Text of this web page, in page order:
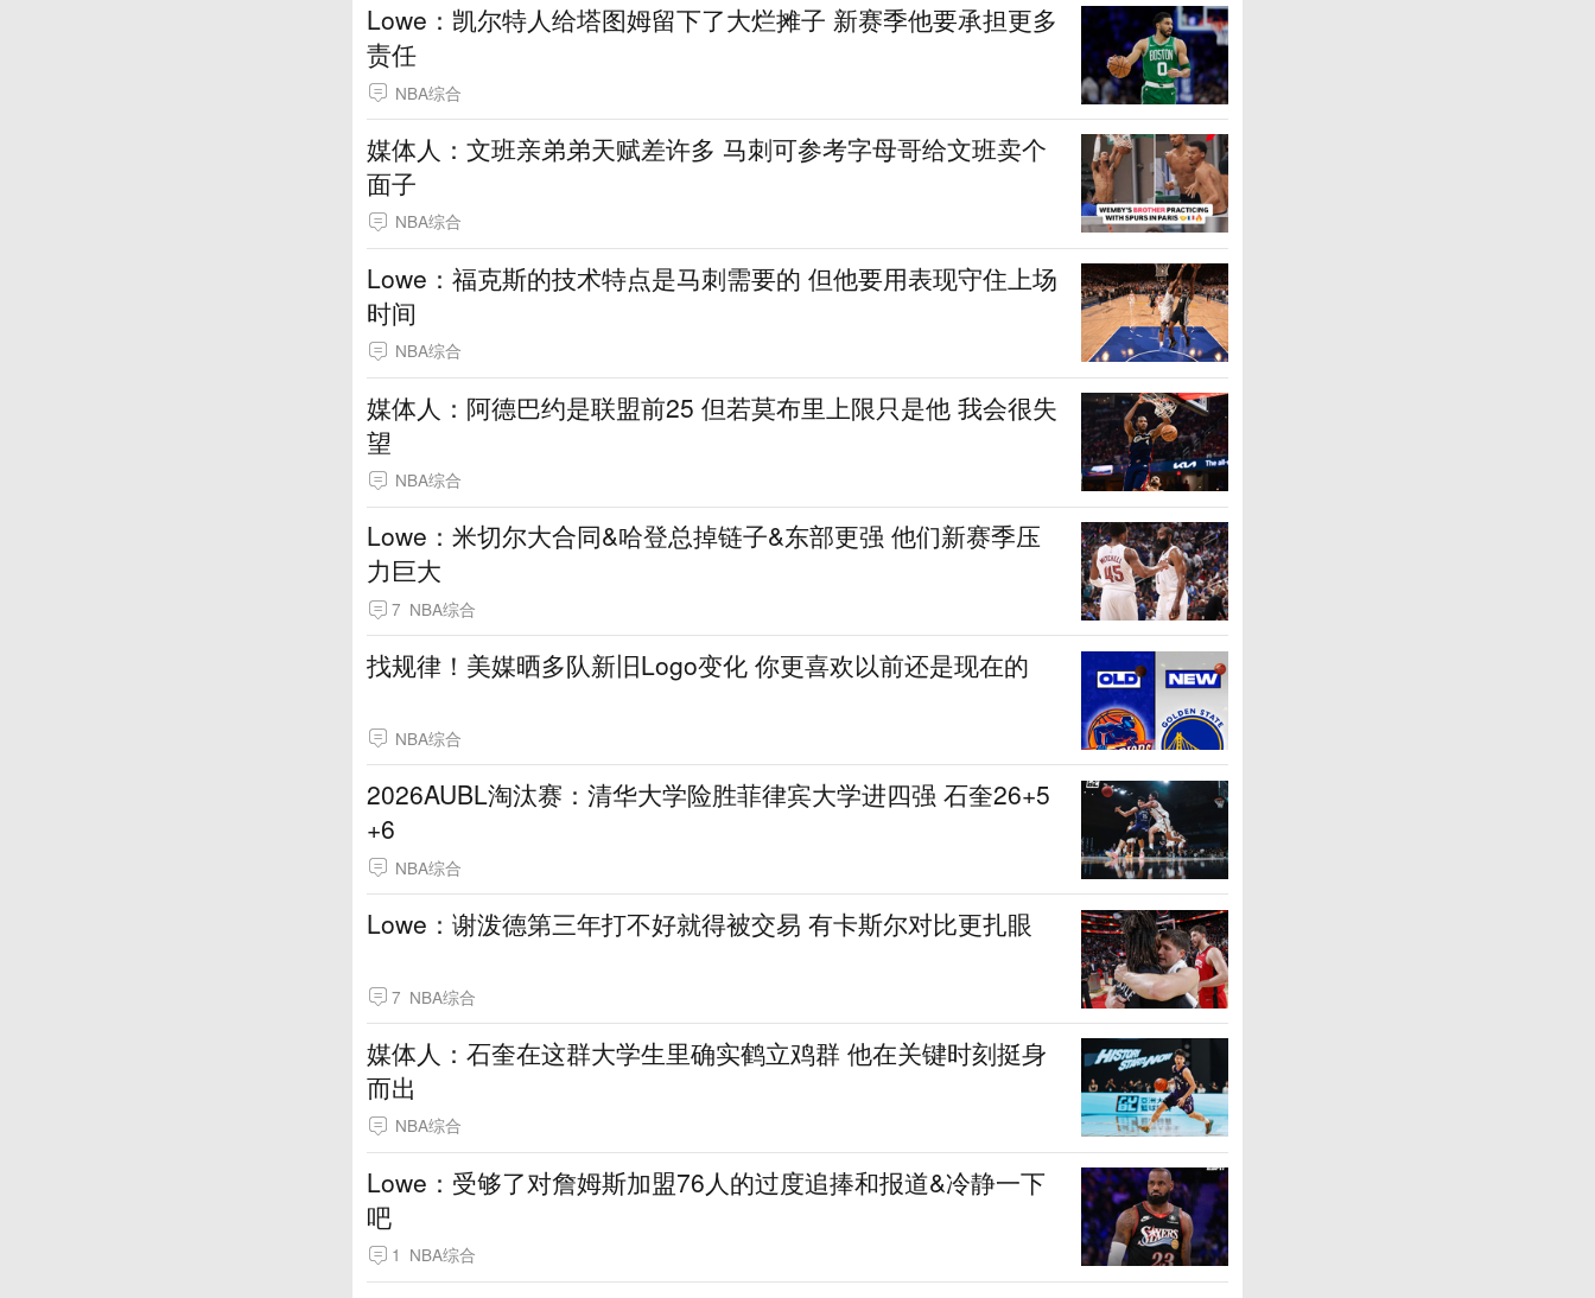
Lowe：凯尔特人给塔图姆留下了大烂摊子 新赛季他要承担更多
责任
NBA综合
媒体人：文班亲弟弟天赋差许多 马刺可参考字母哥给文班卖个
面子
NBA综合
Lowe：福克斯的技术特点是马刺需要的 但他要用表现守住上场
时间
NBA综合
媒体人：阿德巴约是联盟前25 但若莫布里上限只是他 我会很失
望
NBA综合
Lowe：米切尔大合同&哈登总掉链子&东部更强 他们新赛季压
力巨大
7 NBA综合
找规律！美媒晒多队新旧Logo变化 你更喜欢以前还是现在的
NBA综合
2026AUBL淘汰赛：清华大学险胜菲律宾大学进四强 石奎26+5
+6
NBA综合
Lowe：谢泼德第三年打不好就得被交易 有卡斯尔对比更扎眼
7 NBA综合
媒体人：石奎在这群大学生里确实鹤立鸡群 他在关键时刻挺身
而出
NBA综合
Lowe：受够了对詹姆斯加盟76人的过度追捧和报道&冷静一下
吧
1 NBA综合